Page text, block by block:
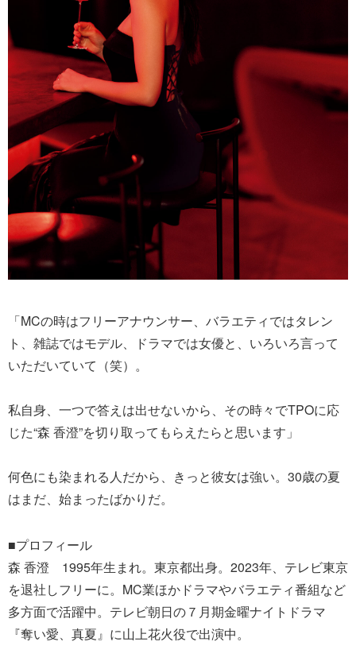
「MCの時はフリーアナウンサー、バラエティではタレン
ト、雑誌ではモデル、ドラマでは女優と、いろいろ言って
いただいていて（笑）。
私自身、一つで答えは出せないから、その時々でTPOに応
じた“森 香澄”を切り取ってもらえたらと思います」
何色にも染まれる人だから、きっと彼女は強い。30歳の夏
はまだ、始まったばかりだ。
■プロフィール
森 香澄 1995年生まれ。東京都出身。2023年、テレビ東京
を退社しフリーに。MC業ほかドラマやバラエティ番組など
多方面で活躍中。テレビ朝日の７月期金曜ナイトドラマ
『奪い愛、真夏』に山上花火役で出演中。